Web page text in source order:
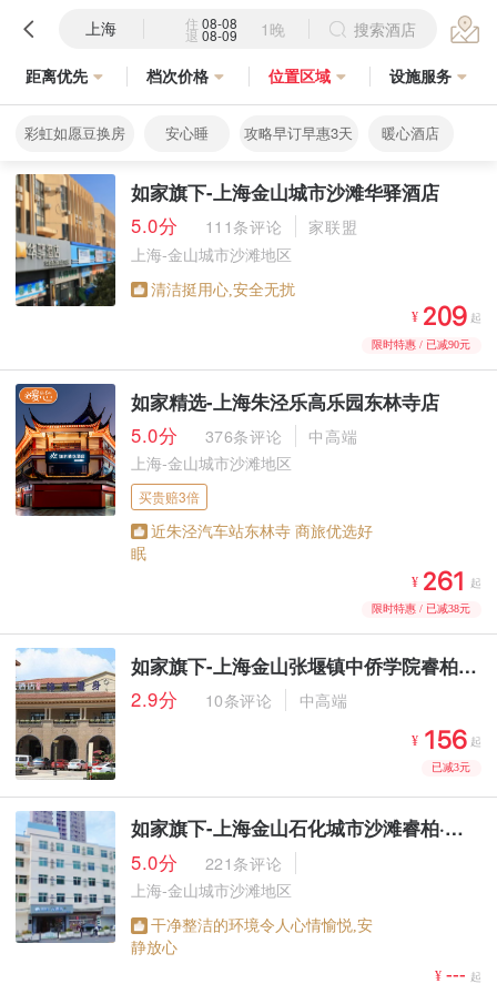
上海 住 08-08
退 08-09 1晚 搜索酒店
距离优先 档次价格 位置区域 设施服务
彩虹如愿豆换房 安心睡 攻略早订早惠3天 暖心酒店
如家旗下-上海金山城市沙滩华驿酒店
5.0分
111条评论
家联盟
上海-金山城市沙滩地区
清洁挺用心,安全无扰
¥  起
限时特惠 / 已减90元
如家精选-上海朱泾乐高乐园东林寺店
5.0分
376条评论
中高端
上海-金山城市沙滩地区
买贵赔3倍
近朱泾汽车站东林寺 商旅优选好
眠
¥  起
限时特惠 / 已减38元
如家旗下-上海金山张堰镇中侨学院睿柏·云酒店
2.9分
10条评论 中高端
¥   起
已减3元
如家旗下-上海金山石化城市沙滩睿柏·云酒店
5.0分
221条评论
上海-金山城市沙滩地区
干净整洁的环境令人心情愉悦,安
静放心
¥ --- 起